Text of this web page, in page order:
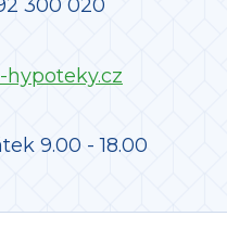
300 020
hypoteky.cz
9.00 - 18.00